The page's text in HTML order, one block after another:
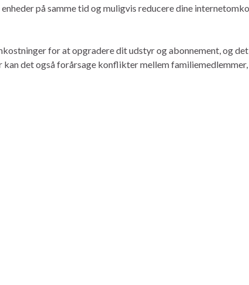
på samme tid og muligvis reducere dine
for at opgradere dit udstyr og abonnement, og
det også forårsage konflikter mellem